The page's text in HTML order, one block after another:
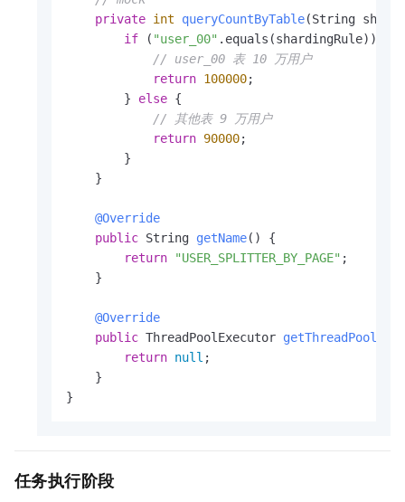
private int queryCountByTable(String
if ( "user_00" .equals(shardingRule)) {
// user_00 表 10 万用户
return 100000;
        }
else {
// 其他表 9 万用户
return 90000;
        }
    }
@Override
public String getName()
{
return
"USER_SPLITTER_BY_PAGE" ;
    }
@Override
public ThreadPoolExecutor getThreadPool
return null ;
    }
}
任务执行阶段